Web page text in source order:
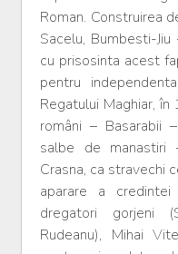
Roman. Construirea
Sacelu, Bumbesti-
cu prisosinta acest
pentru
Regatului Maghiar,
români – Basarabii
salbe de manastiri
Crasna, ca stravechi
aparare a
dregatori gorjeni
Rudeanu), Mihai